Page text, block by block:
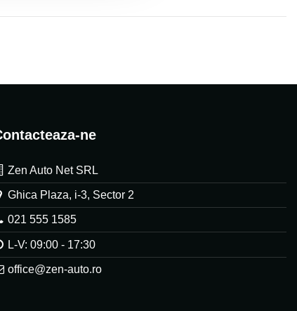
ne
Zen Auto Net SRL
Ghica Plaza, i-3, Sector 2
021 555 1585
L-V: 09:00 - 17:30
office@zen-auto.ro